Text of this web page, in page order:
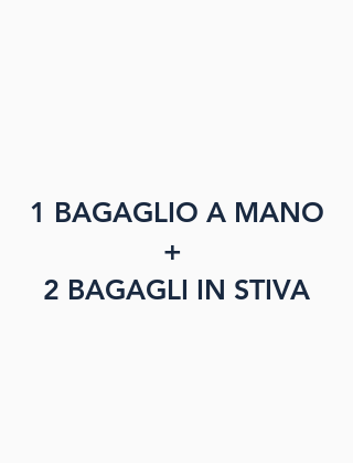
1 BAGAGLIO A MANO
+
2 BAGAGLI IN STIVA